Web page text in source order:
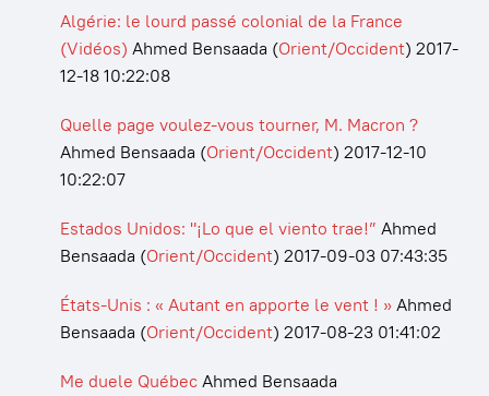
Algérie: le lourd passé colonial de la France
(Vidéos) Ahmed Bensaada (Orient/Occident) 2017-
12-18 10:22:08
Quelle page voulez-vous tourner, M. Macron ?
Ahmed Bensaada (Orient/Occident) 2017-12-10
10:22:07
Estados Unidos: "¡Lo que el viento trae!” Ahmed
Bensaada (Orient/Occident) 2017-09-03 07:43:35
États-Unis : « Autant en apporte le vent ! » Ahmed
Bensaada (Orient/Occident) 2017-08-23 01:41:02
Me duele QuébecAhmed Bensaada